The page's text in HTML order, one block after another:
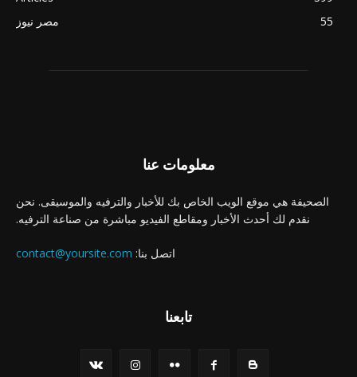
مصر نيوز
55
معلومات عنا
الصحيفة هي موقع الويب الخاص بك للأخبار والترفيه والموسيقى. نحن
نقدم لك أحدث الأخبار ومقاطع الفيديو مباشرة من صناعة الترفيه.
اتصل بنا: contact@yoursite.com
تابعنا